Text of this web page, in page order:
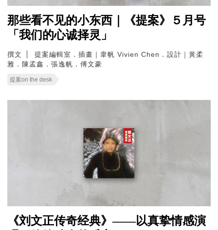
那些看不见的小东西｜《提案》５月号
「我们的心诚择灵」
撰文
提案編輯室．插畫｜韋帆 Vivien Chen．設計｜黃柔
雅．陳孟鑫．張逸帆．傅文豪
提案on the desk
《刘文正传奇经典》——以真挚情感演